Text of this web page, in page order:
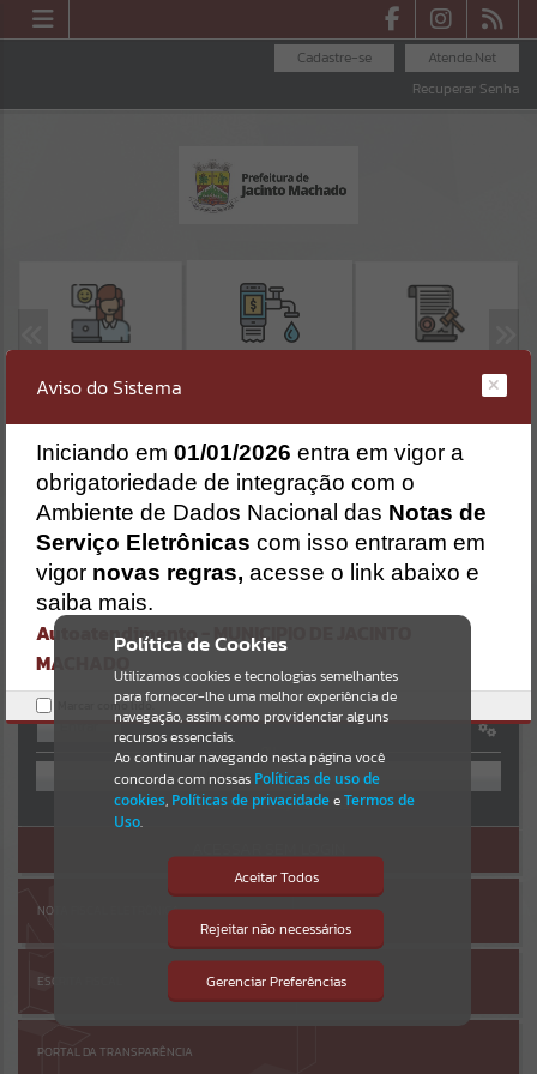
Atende.Net
Cadastre-se
Recuperar Senha
OUVIDORIA
Resultados para""
Portais
Por favor, aguarde...
NOTÍCIAS
Por favor, aguarde...
Por favor, aguarde...
AUTOATENDIMENTO
OU
Cadastre-se |Recuperar Senha
NOTA FISCAL ELETRÔNICA
ESCRITA FISCAL
PORTAL DA TRANSPARÊNCIA
Política de Cookies
Utilizamos cookies e tecnologias semelhantes
para fornecer-lhe uma melhor experiência de
navegação, assim como providenciar alguns
recursos essenciais.
Ao continuar navegando nesta página você
concorda com nossas Políticas de uso de
cookies, Políticas de privacidadeeTermos de
Uso.
Aceitar Todos
Rejeitar não necessários
Gerenciar Preferências
Isto significa que diversos recursos
providenciados poderão não estar
Aviso do Sistema
Iniciando em 01/01/2026 entra em vigor a
obrigatoriedade de integração com o
Ambiente de Dados Nacional das Notas de
Serviço Eletrônicas com isso entraram em
vigor novas regras, acesse o link abaixo e
saiba mais.
Autoatendimento - MUNICIPIO DE JACINTO
MACHADO
Marcar como lido.
Erro
Gerenciamento do Sistema
CÓDIGO DA MENSAGEM:EST-000040
Ocorreu um erro de script:
Uncaught SyntaxError: Unexpected token '('
https://jacintomachado.atende.net/https:/jacintomachado.atende.net
/cidadao/pagina/processo-de-selecao-de-gestores-escolares-
2024/static/bundle/wpo_index_2_base_l2_portal_editores_sync_85
61ff93b515c0349ff614bbf6749b96.js?v=080a47ac:47
Verificar Mais Detalhes
OK